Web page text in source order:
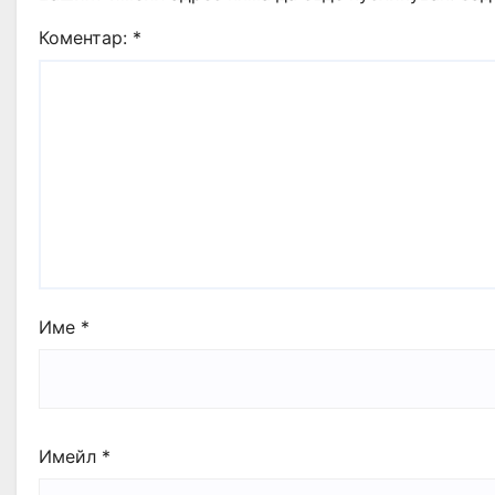
Коментар: *
Име *
Имейл *